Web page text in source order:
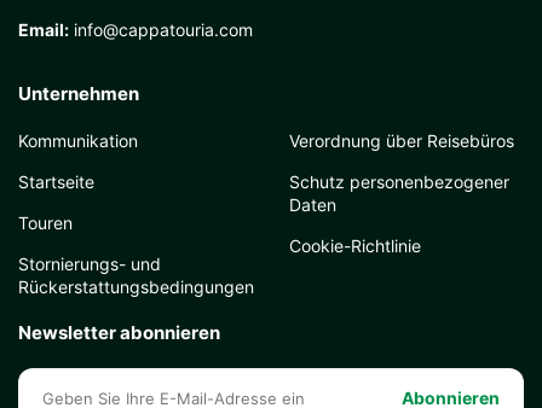
Email: info@cappatouria.com
Unternehmen
Kommunikation
Startseite
Touren
Stornierungs- und
Rückerstattungsbedingungen
Verordnung über Reisebüros
Schutz personenbezogener
Daten
Cookie-Richtlinie
Newsletter abonnieren
Abonnieren